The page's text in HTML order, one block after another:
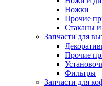
Ножки
Прочие
Стаканы
Запчасти для
Прочие
Фильтры
Запчасти для